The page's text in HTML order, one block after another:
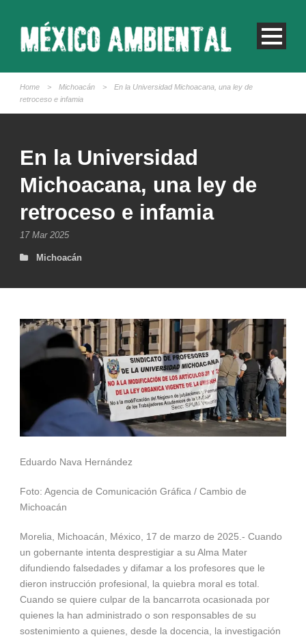
Home > Michoacán >
En la Universidad Michoacana, una ley de
retroceso e infamia
En la Universidad
Michoacana, una ley de
retroceso e infamia
17 Mar 2025
Michoacán
Eduardo Nava Hernández
Foto: Agencia de Comunicación Gráfica / Cambio de
Michoacán
Morelia, Michoacán, México, 17 de marzo de 2025.- Cuando
un gobernante intenta desprestigiar a su Alma Mater
difundiendo falsedades y difamar a los profesores que le
dieron instrucción profesional, la quiebra moral es total.
Cuando se quiere culpar de la bancarrota ocasionada por
quienes la han administrado o son responsables de su
sostenimiento a quienes, desde la docencia, la investigación